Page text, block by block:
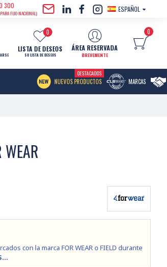
300
FIJO NACIONAL)
ESPAÑOL
LISTA DE DESEOS
SU LISTA DE DESEOS
0
ÁREA RESERVADA
BREVEMENTE
0
NUEVOS PRODUCTOS
DESTACADOS
MARCAS
WEAR
con la marca FOR WEAR o FIELD durante